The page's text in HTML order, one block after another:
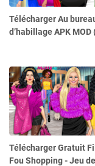
Télécharger Au
d’habillage APK MOD
Télécharger Gratuit
Fou Shopping - Jeu